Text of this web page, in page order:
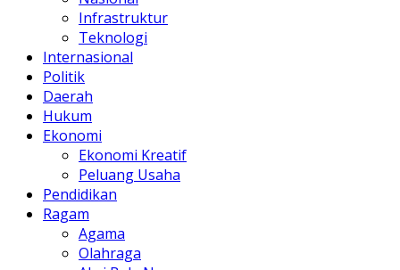
Infrastruktur
Teknologi
Internasional
Politik
Daerah
Hukum
Ekonomi
Ekonomi Kreatif
Peluang Usaha
Pendidikan
Ragam
Agama
Olahraga